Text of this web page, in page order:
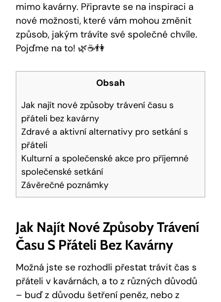
mimo kavárny. Připravte se na inspiraci a
nové možnosti, které vám mohou změnit
způsob, jakým trávíte své společné chvíle.
Pojďme na to! 🌿☕️👫
Obsah
Jak najít nové způsoby trávení času s
přáteli bez kavárny
Zdravé a aktivní alternativy pro setkání s
přáteli
Kulturní a společenské akce pro příjemné
společenské setkání
Závěrečné poznámky
Jak Najít Nové Způsoby Trávení
Času S Přáteli Bez Kavárny
Možná jste se rozhodli přestat trávit čas s
přáteli v kavárnách, a to z různých důvodů
– buď z důvodu šetření peněz, nebo z